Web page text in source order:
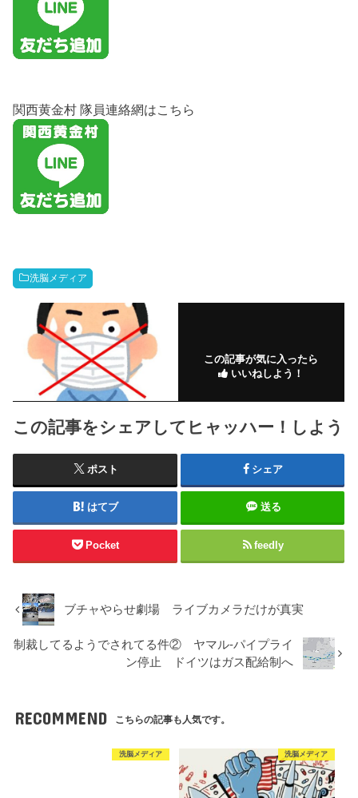
関西黄金村 隊員連絡網はこちら
洗脳メディア
この記事が気に入ったら
いいねしよう！
この記事をシェアしてヒャッハー！しよう
ポスト シェア
はてブ 送る
Pocket feedly
ブチャやらせ劇場 ライブカメラだけが真実
制裁してるようでされてる件② ヤマル-パイプライ
ン停止 ドイツはガス配給制へ
RECOMMEND こちらの記事も人気です。
洗脳メディア 洗脳メディア